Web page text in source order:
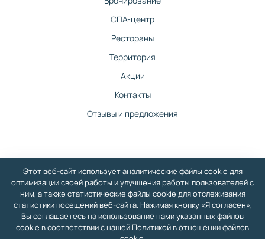
СПА-центр
Рестораны
Территория
Акции
Контакты
Отзывы и предложения
Санаторно-гостиничный комплекс Изумруд в Балаково — официальный
сайт
У нас вы сможете отдохнуть со всей семьей: бассейн, СПА-центр, гостиничный
комплекс, медицинский центр, шведский стол, большая территория, два
ресторана.
Политика в отношении обработки персональных данных ·Политика в отношении
· Разработка сайта и дизайн:
Этот веб-сайт использует аналитические файлы cookie для
оптимизации своей работы и улучшения работы пользователей с
ним, а также статистические файлы cookie для отслеживания
статистики посещений веб-сайта. Нажимая кнопку «Я согласен»,
Вы соглашаетесь на использование нами указанных файлов
cookie в соответствии с нашей Политикой в отношении файлов